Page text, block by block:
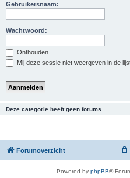
Gebruikersnaam:
Wachtwoord:
Onthouden
Mij deze sessie niet weergeven in de
Deze categorie heeft geen forums.
Forumoverzicht
Powered by phpBB®